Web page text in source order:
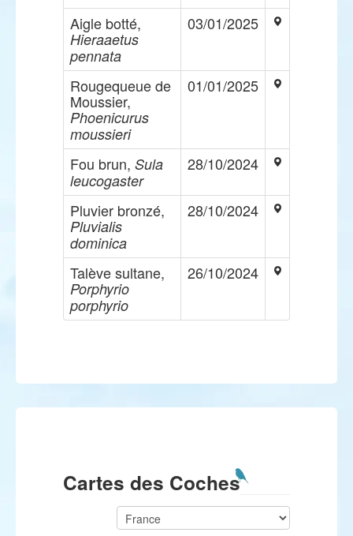
Aigle botté,
Hieraaetus
pennata
03/01/2025
Rougequeue de
Moussier,
Phoenicurus
moussieri
01/01/2025
Fou brun, Sula
leucogaster
28/10/2024
Pluvier bronzé,
Pluvialis
dominica
28/10/2024
Talève sultane,
Porphyrio
porphyrio
26/10/2024
Cartes des Coches